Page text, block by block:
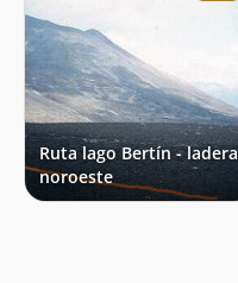
Ruta lago Bertín - ladera
noroeste